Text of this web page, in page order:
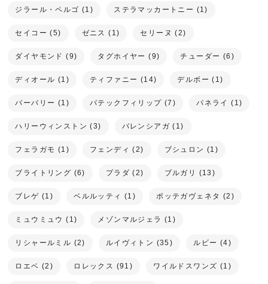
ジラール・ペルゴ (1) ステラマッカートニー (1)
セイコー (5) ゼニス (1) セリーヌ (2)
ダイヤモンド (9) タグホイヤー (9) チューダー (6)
ディオール (1) ティファニー (14) デルボー (1)
バーバリー (1) パテックフィリップ (7) パネライ (1)
ハリーウィンストン (3) バレンシアガ (1)
フェラガモ (1) フェンディ (2) ブシュロン (1)
ブライトリング (6) プラダ (2) ブルガリ (13)
ブレゲ (1) ベルルッティ (1) ボッテガヴェネタ (2)
ミュウミュウ (1) メゾンマルジェラ (1)
リシャールミル (2) ルイヴィトン (35) ルビー (4)
ロエベ (2) ロレックス (91) ワイルドスワンズ (1)